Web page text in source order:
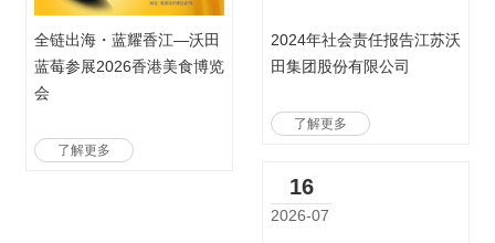
全链出海・蓝耀香江—沃田
蓝莓参展2026香港美食博览
会
了解更多
2024年社会责任报告江苏沃
田集团股份有限公司
了解更多
16
2026-07